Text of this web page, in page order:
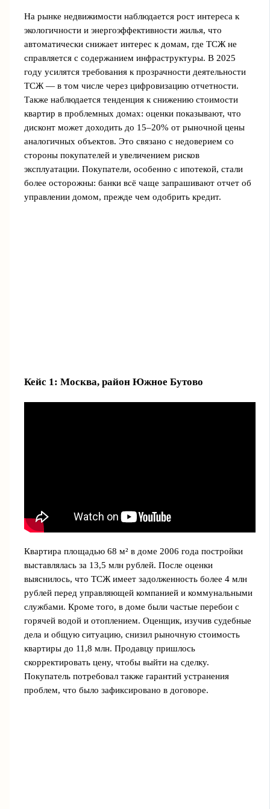
На рынке недвижимости наблюдается рост интереса к
экологичности и энергоэффективности жилья, что
автоматически снижает интерес к домам, где ТСЖ не
справляется с содержанием инфраструктуры. В 2025
году усилятся требования к прозрачности деятельности
ТСЖ — в том числе через цифровизацию отчетности.
Также наблюдается тенденция к снижению стоимости
квартир в проблемных домах: оценки показывают, что
дисконт может доходить до 15–20% от рыночной цены
аналогичных объектов. Это связано с недоверием со
стороны покупателей и увеличением рисков
эксплуатации. Покупатели, особенно с ипотекой, стали
более осторожны: банки всё чаще запрашивают отчет об
управлении домом, прежде чем одобрить кредит.
Кейс 1: Москва, район Южное Бутово
Квартира площадью 68 м² в доме 2006 года постройки
выставлялась за 13,5 млн рублей. После оценки
выяснилось, что ТСЖ имеет задолженность более 4 млн
рублей перед управляющей компанией и коммунальными
службами. Кроме того, в доме были частые перебои с
горячей водой и отоплением. Оценщик, изучив судебные
дела и общую ситуацию, снизил рыночную стоимость
квартиры до 11,8 млн. Продавцу пришлось
скорректировать цену, чтобы выйти на сделку.
Покупатель потребовал также гарантий устранения
проблем, что было зафиксировано в договоре.